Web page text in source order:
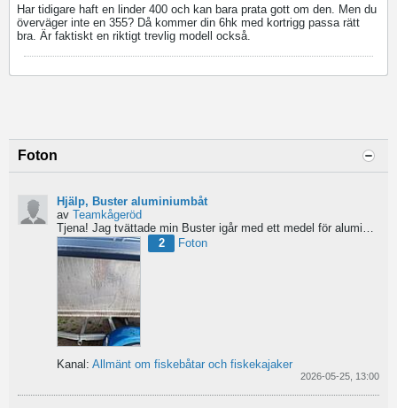
Har tidigare haft en linder 400 och kan bara prata gott om den. Men du
överväger inte en 355? Då kommer din 6hk med kortrigg passa rätt
bra. Är faktiskt en riktigt trevlig modell också.
Foton
Hjälp, Buster aluminiumbåt
av Teamkågeröd
Tjena! Jag tvättade min Buster igår med ett medel för aluminiumbåtar och nu blev ytan konstig/flammig...
2
Foton
Kanal: Allmänt om fiskebåtar och fiskekajaker
2026-05-25, 13:00